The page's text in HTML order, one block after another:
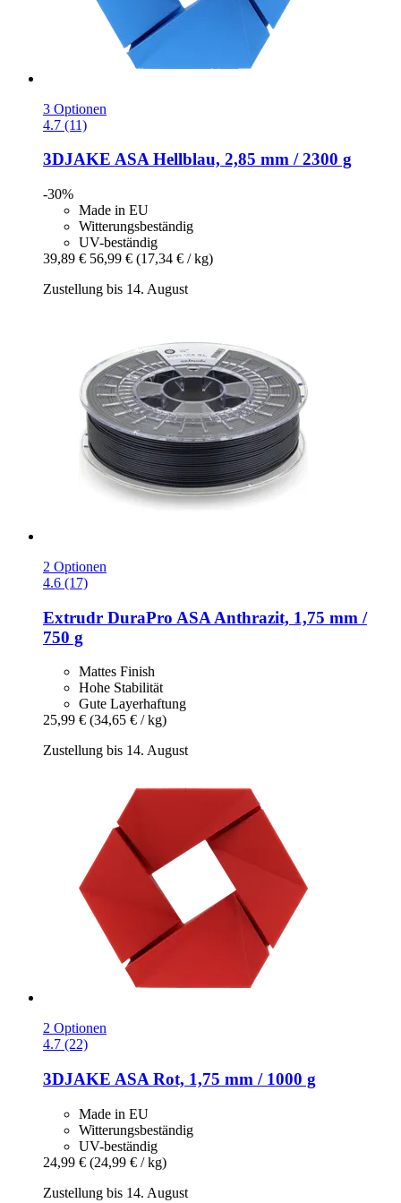
3 Optionen
4.7 (11)
3DJAKE ASA Hellblau, 2,85 mm / 2300 g
-30%
Made in EU
Witterungsbeständig
UV-beständig
39,89 € 56,99 € (17,34 € / kg)
Zustellung bis 14. August
2 Optionen
4.6 (17)
Extrudr DuraPro ASA Anthrazit, 1,75 mm /
750 g
Mattes Finish
Hohe Stabilität
Gute Layerhaftung
25,99 € (34,65 € / kg)
Zustellung bis 14. August
2 Optionen
4.7 (22)
3DJAKE ASA Rot, 1,75 mm / 1000 g
Made in EU
Witterungsbeständig
UV-beständig
24,99 € (24,99 € / kg)
Zustellung bis 14. August